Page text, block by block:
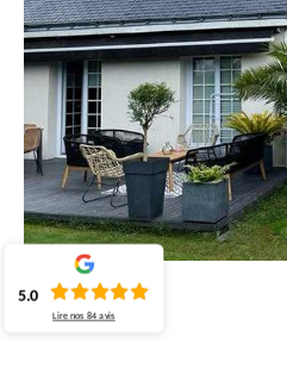
5.0
Lire nos84 avis